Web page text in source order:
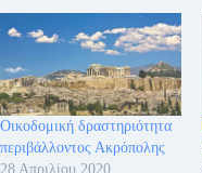
Οικοδομική δραστηριότητα
περιβάλλοντος Ακρόπολης
28 Απριλίου 2020